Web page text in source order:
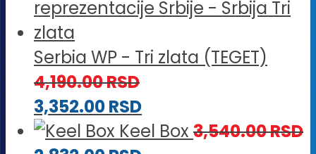
Serbia WP - Tri zlata (TEGET)
4,190.00RSD
3,352.00RSD
Keel Box 3,540.00RSD